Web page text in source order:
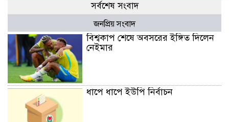
সর্বশেষ সংবাদ
জনপ্রিয় সংবাদ
বিশ্বকাপ শেষে অবসরের ইঙ্গিত দিলেন
নেইমার
ধাপে ধাপে ইউপি নির্বাচন